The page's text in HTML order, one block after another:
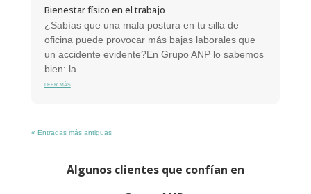
Bienestar físico en el trabajo
¿Sabías que una mala postura en tu silla de
oficina puede provocar más bajas laborales que
un accidente evidente?En Grupo ANP lo sabemos
bien: la...
leer más
« Entradas más antiguas
Algunos clientes que confían en